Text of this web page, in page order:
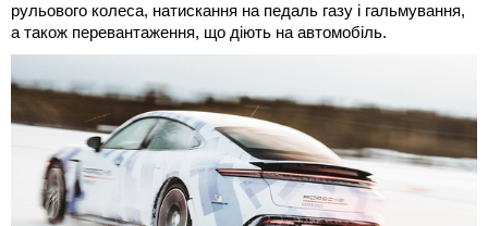
рульового колеса, натискання на педаль газу і гальмування,
а також перевантаження, що діють на автомобіль.